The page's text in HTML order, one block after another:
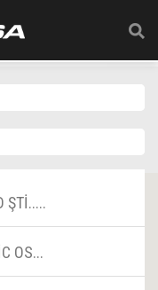
ŞTİ.....
OS...